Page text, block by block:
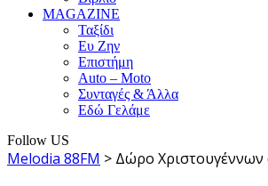
MAGAZINE
Ταξίδι
Ευ Ζην
Επιστήμη
Auto – Moto
Συνταγές & Άλλα
Εδώ Γελάμε
Follow US
Melodia 88FM > Δώρο Χριστουγέννων